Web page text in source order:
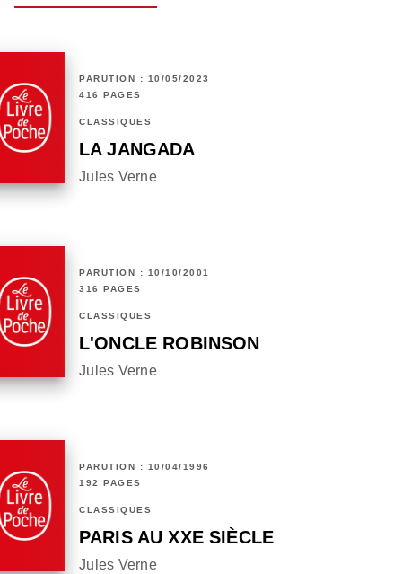
PARUTION : 10/05/2023
416 PAGES
CLASSIQUES
LA JANGADA
Jules Verne
PARUTION : 10/10/2001
316 PAGES
CLASSIQUES
L'ONCLE ROBINSON
Jules Verne
PARUTION : 10/04/1996
192 PAGES
CLASSIQUES
PARIS AU XXE SIÈCLE
Jules Verne